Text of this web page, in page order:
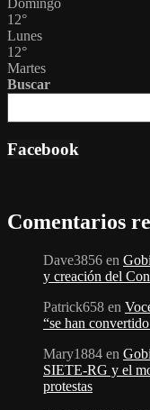
Domingo
12°
Lunes
12°
Martes
Buscar
Facebook
Comentarios
Dave3856 en
y creación del
Patrick658 en
“se han
Mary1884 en
SIETE-RG y el
protestas